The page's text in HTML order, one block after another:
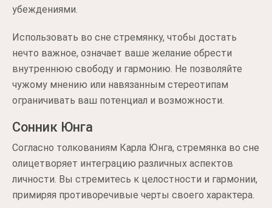
убеждениями.
Использовать во сне стремянку, чтобы достать
нечто важное, означает ваше желание обрести
внутреннюю свободу и гармонию. Не позволяйте
чужому мнению или навязанным стереотипам
ограничивать ваш потенциал и возможности.
Сонник Юнга
Согласно толкованиям Карла Юнга, стремянка во сне
олицетворяет интеграцию различных аспектов
личности. Вы стремитесь к целостности и гармонии,
примиряя противоречивые черты своего характера.